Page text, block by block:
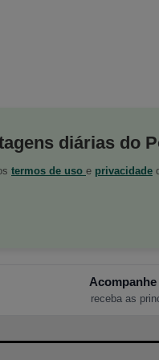
diárias do
termos de uso e privacidade
receba as